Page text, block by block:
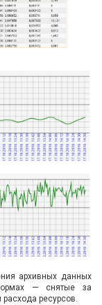
архивных данных
—снятые за
ресурсов.